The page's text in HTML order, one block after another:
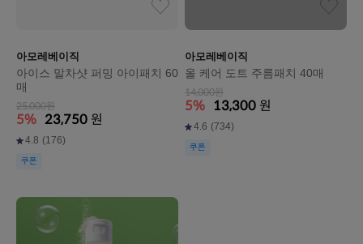
아모레베이직
아이스 말차샷 퍼밍 아이패치 60
매
25,000원
5% 23,750 원
4.8 (176)
쿠폰
아모레베이직
올 케어 도트 주름패치 40매
14,000원
5% 13,300 원
4.6 (734)
쿠폰